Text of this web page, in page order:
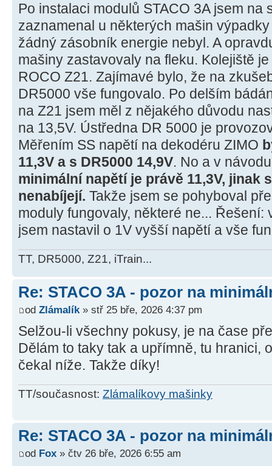
Po instalaci modulů STACO 3A jsem na
zaznamenal u některých mašin
žádný zásobník energie nebyl. A
mašiny zastavovaly na fleku. Kolejiště
ROCO Z21. Zajímavé bylo, že na
DR5000 vše fungovalo. Po delším
na Z21 jsem měl z nějakého důvodu
na 13,5V. Ústředna DR 5000 je
Měřením SS napětí na dekodéru ZIMO
11,3V a s DR5000 14,9V. No a v
minimální napětí je právě 11,3V, jinak
nenabíjejí. Takže jsem se pohyboval
moduly fungovaly, některé ne...
jsem nastavil o 1V vyšší napětí a vše
TT, DR5000, Z21, iTrain...
Re: STACO 3A - pozor na
od Zlámalík» stř 25 bře, 2026 4:37 pm
Selžou-li všechny pokusy, je na čase
Dělám to taky tak a upřímně, tu hranici,
čekal níže. Takže díky!
TT/současnost: Zlámalíkovy mašinky
Re: STACO 3A - pozor na
od Fox » čtv 26 bře, 2026 6:55 am